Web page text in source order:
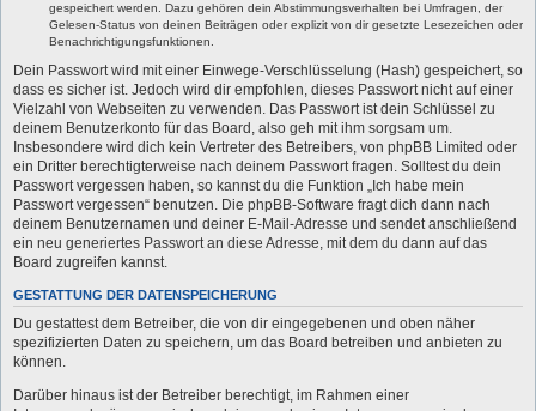
gespeichert werden. Dazu gehören dein Abstimmungsverhalten bei Umfragen, der
Gelesen-Status von deinen Beiträgen oder explizit von dir gesetzte Lesezeichen oder
Benachrichtigungsfunktionen.
Dein Passwort wird mit einer Einwege-Verschlüsselung (Hash) gespeichert, so
dass es sicher ist. Jedoch wird dir empfohlen, dieses Passwort nicht auf einer
Vielzahl von Webseiten zu verwenden. Das Passwort ist dein Schlüssel zu
deinem Benutzerkonto für das Board, also geh mit ihm sorgsam um.
Insbesondere wird dich kein Vertreter des Betreibers, von phpBB Limited oder
ein Dritter berechtigterweise nach deinem Passwort fragen. Solltest du dein
Passwort vergessen haben, so kannst du die Funktion „Ich habe mein
Passwort vergessen“ benutzen. Die phpBB-Software fragt dich dann nach
deinem Benutzernamen und deiner E-Mail-Adresse und sendet anschließend
ein neu generiertes Passwort an diese Adresse, mit dem du dann auf das
Board zugreifen kannst.
GESTATTUNG DER DATENSPEICHERUNG
Du gestattest dem Betreiber, die von dir eingegebenen und oben näher
spezifizierten Daten zu speichern, um das Board betreiben und anbieten zu
können.
Darüber hinaus ist der Betreiber berechtigt, im Rahmen einer